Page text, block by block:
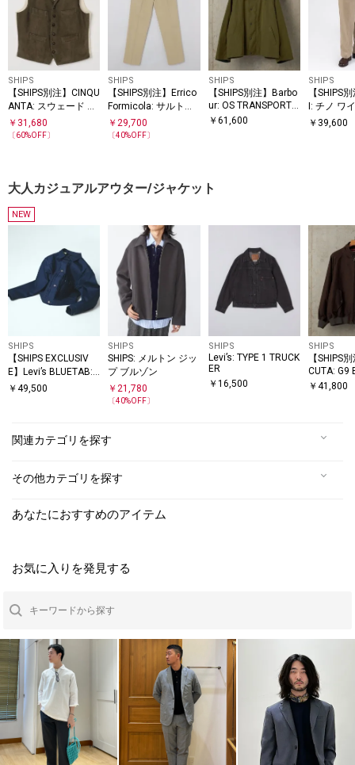
SHIPS
【SHIPS別注】CINQU
ANTA: スウェード ラ
ペル ベスト
￥ 31,680
〔60%OFF〕
SHIPS
【SHIPS別注】Errico
Formicola: サルトリ
アル チノ スラックス
￥29,700
〔40%OFF〕
SHIPS
【SHIPS別注】Barbo
ur: OS TRANSPORT J
ACKET
￥ 61,600
SHIPS
【SHIPS
I: チノ ワ
ザーズ
￥ 39,600
大人カジュアルアウター/ジャケット
NEW
SHIPS
【SHIPS EXCLUSIV
E】Levi’s BLUETAB:
TYPE I RIGID
￥ 49,500
SHIPS
SHIPS: メルトン ジッ
プ ブルゾン
￥ 21,780
〔40%OFF〕
SHIPS
Levi’s: TYPE 1 TRUCK
ER
￥ 16,500
SHIPS
【SHIPS
CUTA: G9
ET LIGHT
￥41,800
関連カテゴリを探す
その他カテゴリを探す
あなたにおすすめのアイテム
お気に入りを発見する